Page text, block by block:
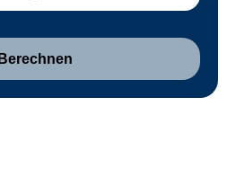
Berechnen